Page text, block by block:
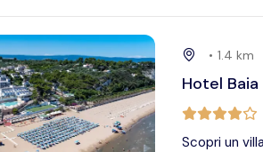
• 1.4 km
Hotel
Scopri un